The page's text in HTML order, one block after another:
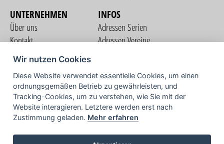
UNTERNEHMEN
Über uns
Kontakt
Nutzungsbedingungen
Datenschutzerklärung
Impressum
INFOS
Adressen Serien
Adressen Vereine
COMMUNITY
TV
Wir nutzen Cookies
Diese Website verwendet essentielle Cookies, um einen
ordnungsgemäßen Betrieb zu gewährleisten, und
Tracking-Cookies, um zu verstehen, wie Sie mit der
Website interagieren. Letztere werden erst nach
Zustimmung geladen. Mehr erfahren